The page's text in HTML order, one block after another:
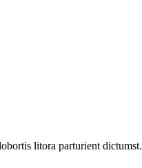
litora parturient dictumst.